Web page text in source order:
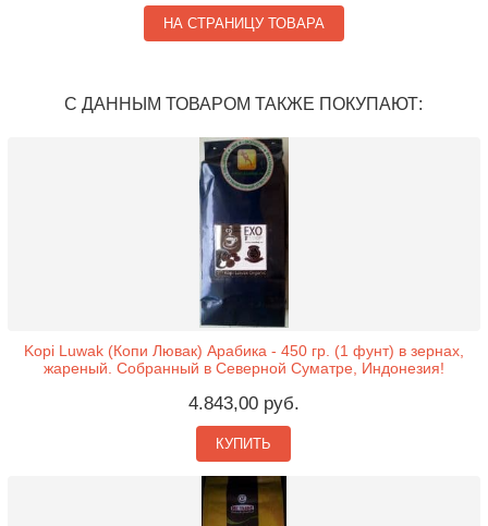
НА СТРАНИЦУ ТОВАРА
С ДАННЫМ ТОВАРОМ ТАКЖЕ ПОКУПАЮТ:
Kopi Luwak (Копи Лювак) Арабика - 450 гр. (1 фунт) в зернах,
жареный. Собранный в Северной Суматре, Индонезия!
4.843,00 руб.
КУПИТЬ